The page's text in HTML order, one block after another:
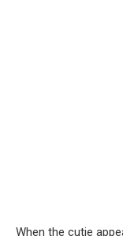
When the cutie